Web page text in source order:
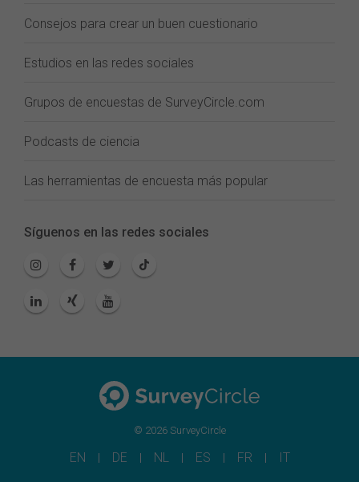
Consejos para crear un buen cuestionario
Estudios en las redes sociales
Grupos de encuestas de SurveyCircle.com
Podcasts de ciencia
Las herramientas de encuesta más popular
Síguenos en las redes sociales
© 2026 SurveyCircle
EN DE NL ES FR IT